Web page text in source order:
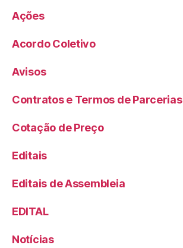
Ações
Acordo Coletivo
Avisos
Contratos e Termos de Parcerias
Cotação de Preço
Editais
Editais de Assembleia
EDITAL
Notícias